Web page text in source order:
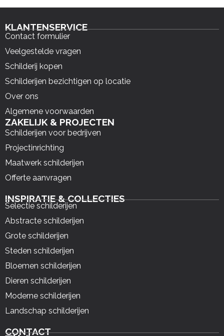
KLANTENSERVICE
Contact formulier
Veelgestelde vragen
Schilderij kopen
Schilderijen bezichtigen op locatie
Over ons
Algemene voorwaarden
ZAKELIJK & PROJECTEN
Schilderijen voor bedrijven
Projectinrichting
Maatwerk schilderijen
Offerte aanvragen
INSPIRATIE & COLLECTIES
Selectie schilderijen
Abstracte schilderijen
Grote schilderijen
Steden schilderijen
Bloemen schilderijen
Dieren schilderijen
Moderne schilderijen
Landschap schilderijen
CONTACT